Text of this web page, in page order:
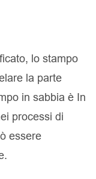
lo stampo
la parte
in sabbia è In
processi di
essere